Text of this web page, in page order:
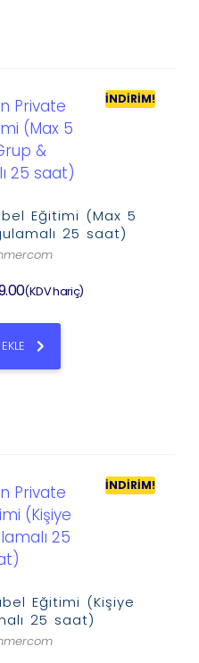
İNDIRIM!
Eğitimi (Max 5
25 saat)
(KDV hariç)
İNDIRIM!
Eğitimi (Kişiye
25 saat)